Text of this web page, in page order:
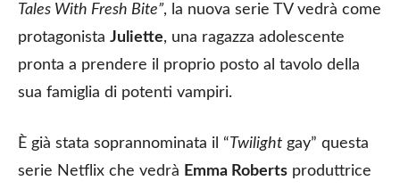
Tales With Fresh Bite”, la nuova serie TV vedrà come
protagonista Juliette, una ragazza adolescente
pronta a prendere il proprio posto al tavolo della
sua famiglia di potenti vampiri.
È già stata soprannominata il “Twilight gay” questa
serie Netflix che vedrà Emma Roberts produttrice